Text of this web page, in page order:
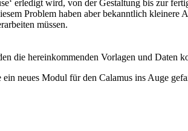
erledigt wird, von der Gestaltung bis zur
Problem haben aber bekanntlich
müssen.
die hereinkommenden Vorlagen und Daten
neues Modul für den Calamus ins Auge